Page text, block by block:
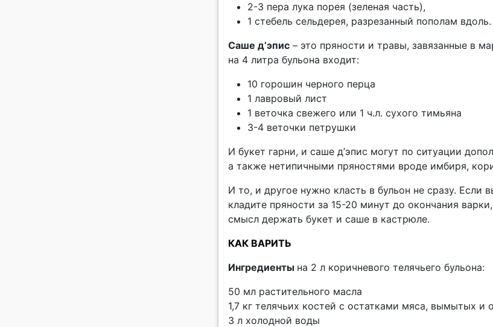
2-3 пера лука порея (зеленая часть),
1 стебель сельдерея, разрезанный пополам вдоль.
Саше д’эпис – это пряности и травы, завязанные в
на 4 литра бульона входит:
10 горошин черного перца
1 лавровый лист
1 веточка свежего или 1 ч.л. сухого тимьяна
3-4 веточки петрушки
И букет гарни, и саше д’эпис могут по ситуации
а также нетипичными пряностями вроде имбиря,
И то, и другое нужно класть в бульон не сразу. Если
кладите пряности за 15-20 минут до окончания
смысл держать букет и саше в кастрюле.
КАК ВАРИТЬ
Ингредиенты на 2 л коричневого телячьего бульона:
50 мл растительного масла
1,7 кг телячьих костей с остатками мяса, вымытых и
3 л холодной воды